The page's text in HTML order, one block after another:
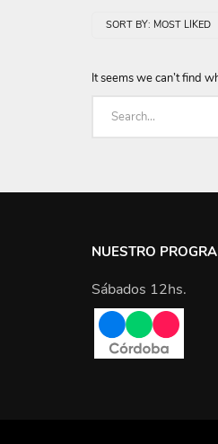
SORT BY: MOST LIKED
It seems we can’t find
NUESTRO
Sábados 12hs.